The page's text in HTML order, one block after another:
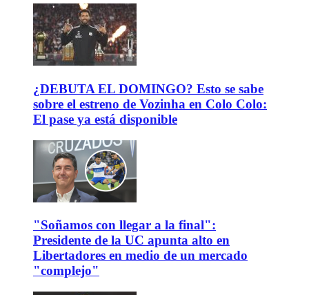
¿DEBUTA EL DOMINGO? Esto se sabe
sobre el estreno de Vozinha en Colo Colo:
El pase ya está disponible
"Soñamos con llegar a la final":
Presidente de la UC apunta alto en
Libertadores en medio de un mercado
"complejo"